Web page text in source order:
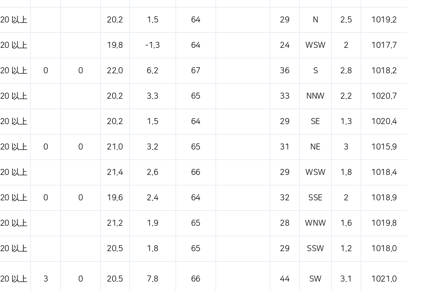
20 以上 20.2 1.5 64 29 N 2.5 1019.2
20 以上 19.8 -1.3 64 24 WSW 2 1017.7
20 以上 0 0 22.0 6.2 67 36 S 2.8 1018.2
20 以上 20.2 3.3 65 33 NNW 2.2 1020.7
20 以上 20.2 1.5 64 29 SE 1.3 1020.4
20 以上 0 0 21.0 3.2 65 31 NE 3 1015.9
20 以上 21.4 2.6 66 29 WSW 1.8 1018.4
20 以上 0 0 19.6 2.4 64 32 SSE 2 1018.9
20 以上 21.2 1.9 65 28 WNW 1.6 1019.8
20 以上 20.5 1.8 65 29 SSW 1.2 1018.0
20 以上 3 0 20.5 7.8 66 44 SW 3.1 1021.0